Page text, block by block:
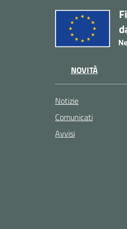
NOVITÀ
Notizie
Comunicati
Avvisi